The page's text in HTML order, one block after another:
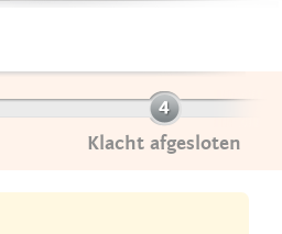
Klacht afgesloten